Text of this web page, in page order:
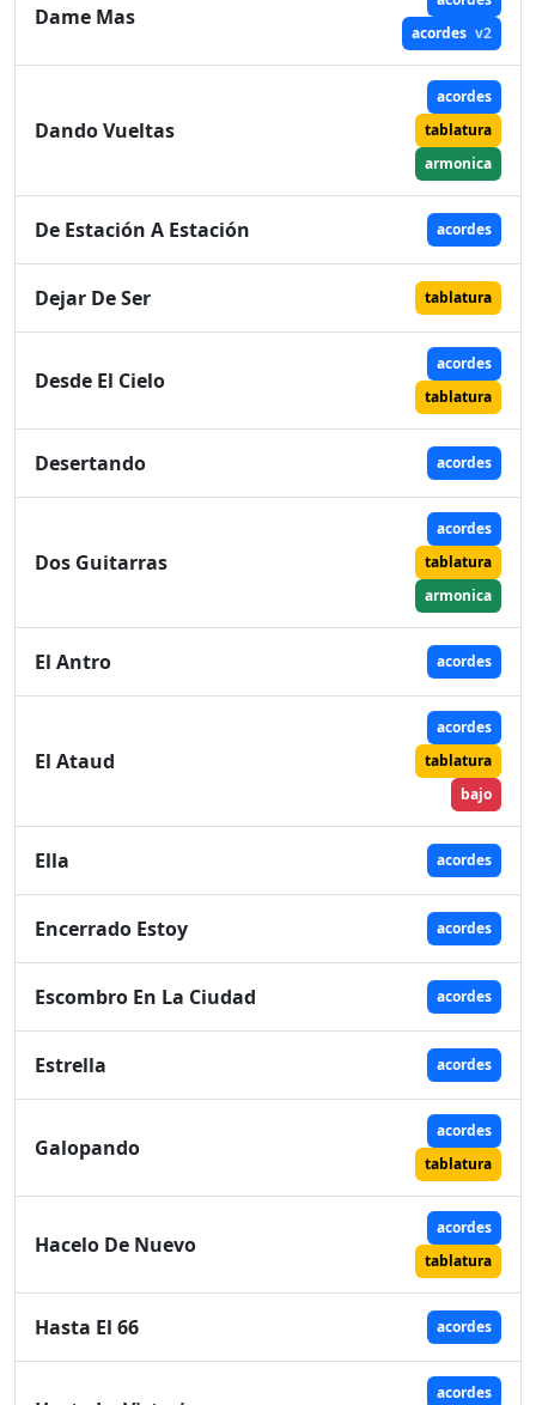
Dame Mas
acordes v2
Dando Vueltas
acordes
tablatura
armonica
De Estación A Estación acordes
Dejar De Ser tablatura
Desde El Cielo
acordes
tablatura
Desertando acordes
Dos Guitarras
acordes
tablatura
armonica
El Antro acordes
El Ataud
acordes
tablatura
bajo
Ella acordes
Encerrado Estoy acordes
Escombro En La Ciudad acordes
Estrella acordes
Galopando
acordes
tablatura
Hacelo De Nuevo
acordes
tablatura
Hasta El 66 acordes
acordes